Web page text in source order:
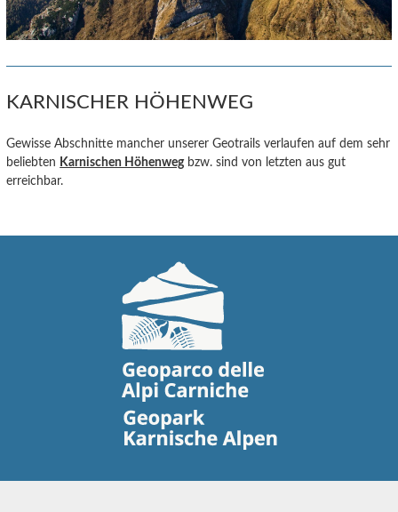
KARNISCHER HÖHENWEG
Gewisse Abschnitte mancher unserer Geotrails verlaufen auf dem sehr
beliebten Karnischen Höhenwegbzw. sind von letzten aus gut
erreichbar.